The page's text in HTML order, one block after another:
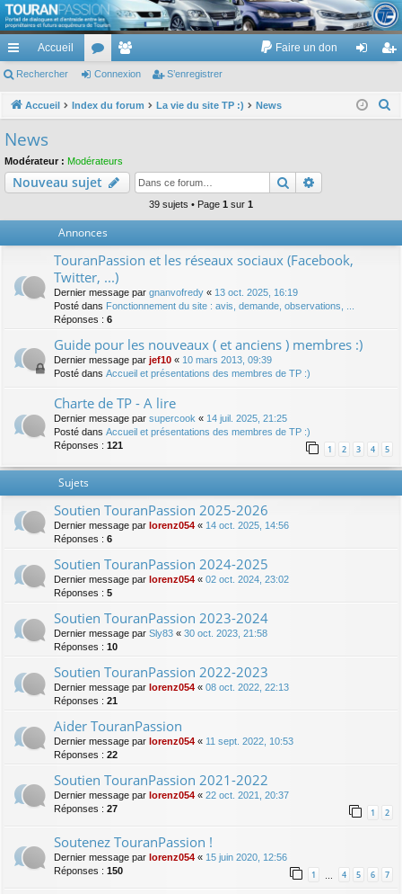
TouranPassion
Le forum des propriétaires ou futurs acquéreurs du Volkswagen Touran
cc
ès
pi
de
Accueil
or
u
e
m
Faire un don
ne nr
Rechercher Connexion S’enregistrer
Accueil Index du forum La vie du site TP :) News
c
News
Modérateur : Modérateurs
Nouveau sujet Rechercher
39 sujets • Page 1 sur 1
Annonces
TouranPassion et les réseaux sociaux (Facebook,
Twitter, ...)
Dernier message par gnanvofredy « 13 oct. 2025, 16:19
Posté dans Fonctionnement du site : avis, demande, observations, ...
Réponses : 6
Guide pour les nouveaux ( et anciens ) membres :)
Dernier message par jef10 « 10 mars 2013, 09:39
Posté dans Accueil et présentations des membres de TP :)
Charte de TP - A lire
Dernier message par supercook « 14 juil. 2025, 21:25
Posté dans Accueil et présentations des membres de TP :)
Réponses : 121 1 2 3 4 5
Sujets
Soutien TouranPassion 2025-2026
Dernier message par lorenz054 « 14 oct. 2025, 14:56
Réponses : 6
Soutien TouranPassion 2024-2025
Dernier message par lorenz054 « 02 oct. 2024, 23:02
Réponses : 5
Soutien TouranPassion 2023-2024
Dernier message par Sly83 « 30 oct. 2023, 21:58
Réponses : 10
Soutien TouranPassion 2022-2023
Dernier message par lorenz054 « 08 oct. 2022, 22:13
Réponses : 21
Aider TouranPassion
Dernier message par lorenz054 « 11 sept. 2022, 10:53
Réponses : 22
Soutien TouranPassion 2021-2022
Dernier message par lorenz054 « 22 oct. 2021, 20:37
Réponses : 27 1 2
Soutenez TouranPassion !
Dernier message par lorenz054 « 15 juin 2020, 12:56
Réponses : 150 1 … 4 5 6 7